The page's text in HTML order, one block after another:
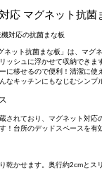
応 マグネット抗菌
対応の抗菌まな板
ネット抗菌まな板」は、マグ
ッシュに浮かせて収納できま
に移せるので便利！清潔に使
なキッチンにもなじむシン
されており、マグネット対応
！台所のデッドスペースを有
乾かせます。奥行約2cmとス